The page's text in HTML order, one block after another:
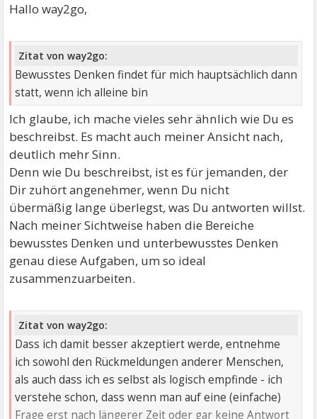
Hallo way2go,
Zitat von way2go:
Bewusstes Denken findet für mich hauptsächlich dann
statt, wenn ich alleine bin
Ich glaube, ich mache vieles sehr ähnlich wie Du es
beschreibst. Es macht auch meiner Ansicht nach,
deutlich mehr Sinn.
Denn wie Du beschreibst, ist es für jemanden, der
Dir zuhört angenehmer, wenn Du nicht
übermäßig lange überlegst, was Du antworten willst.
Nach meiner Sichtweise haben die Bereiche
bewusstes Denken und unterbewusstes Denken
genau diese Aufgaben, um so ideal
zusammenzuarbeiten.
Zitat von way2go:
Dass ich damit besser akzeptiert werde, entnehme
ich sowohl den Rückmeldungen anderer Menschen,
als auch dass ich es selbst als logisch empfinde - ich
verstehe schon, dass wenn man auf eine (einfache)
Frage erst nach längerer Zeit oder gar keine Antwort